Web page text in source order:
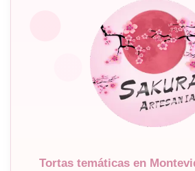
Tortas temáticas en